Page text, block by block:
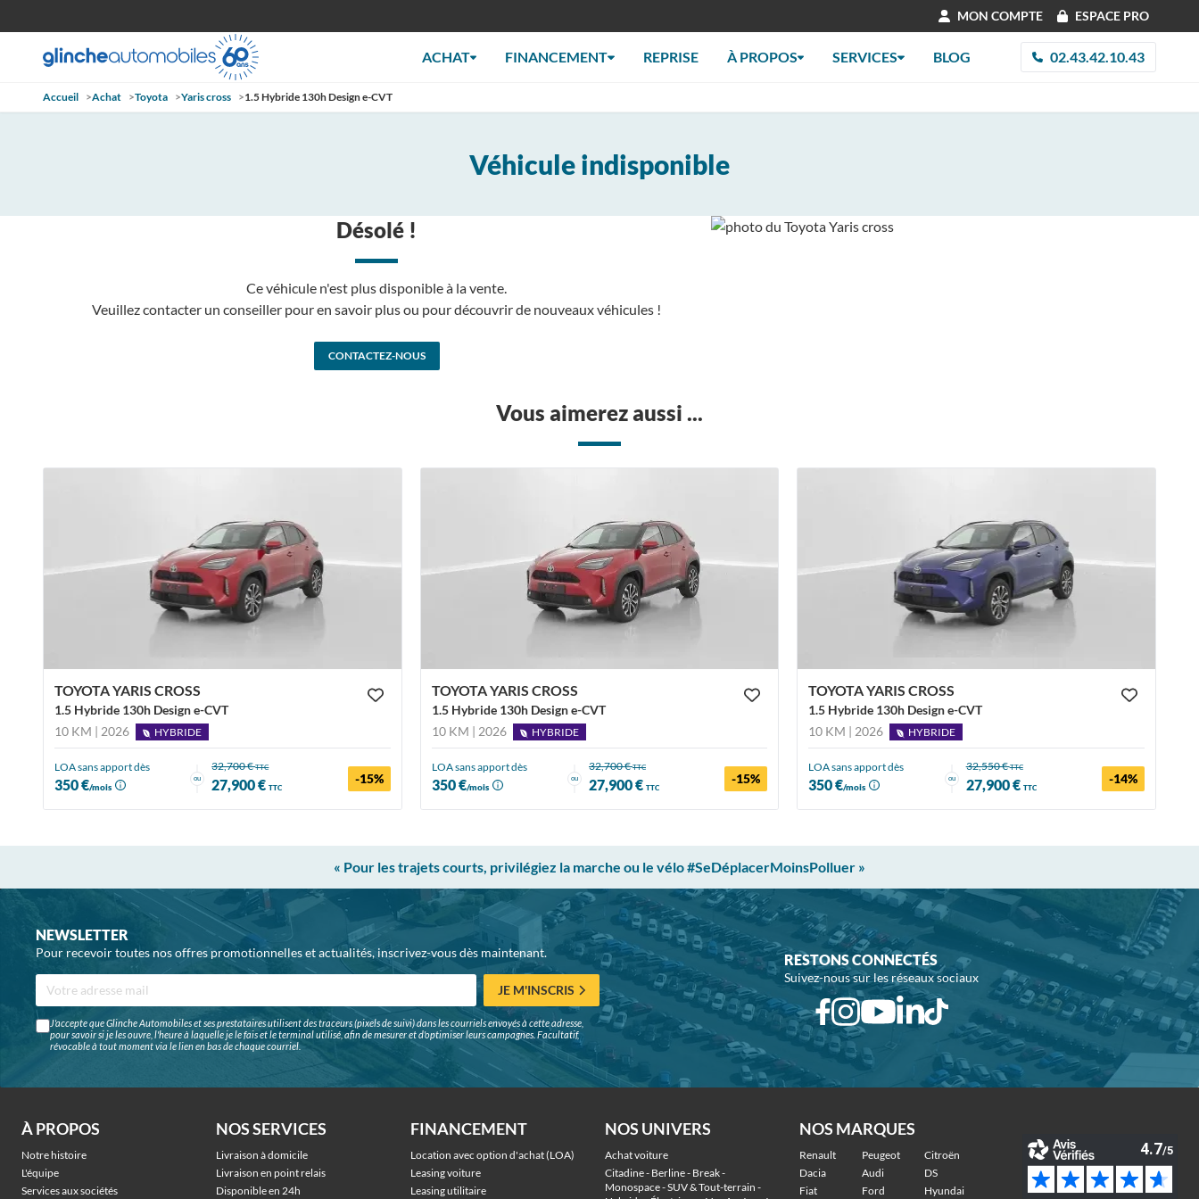
MON COMPTE ESPACE PRO
ACHAT FINANCEMENT REPRISE À PROPOS SERVICES BLOG 02.43.42.10.43
Accueil >Achat >Toyota >Yaris cross >1.5 Hybride 130h Design e-CVT
Véhicule indisponible
Désolé !
Ce véhicule n'est plus disponible à la vente.
Veuillez contacter un conseiller pour en savoir plus ou pour découvrir de nouveaux véhicules !
CONTACTEZ-NOUS
Vous aimerez aussi ...
TOYOTA YARIS CROSS
1.5 Hybride 130h Design e-CVT
10 KM | 2026
HYBRIDE
LOA sans apport dès
350 €/mois
ou
32,700 €TTC
27,900 €TTC
-15%
TOYOTA YARIS CROSS
1.5 Hybride 130h Design e-CVT
10 KM | 2026
HYBRIDE
LOA sans apport dès
350 €/mois
ou
32,700 €TTC
27,900 € TTC
-15%
TOYOTA YARIS CROSS
1.5 Hybride 130h Design e-CVT
10 KM | 2026
HYBRIDE
LOA sans apport dès
350 €/mois
ou
32,550 €TTC
27,900 € TTC
-14%
« Pour les trajets courts, privilégiez la marche ou le vélo #SeDéplacerMoinsPolluer »
NEWSLETTER
Pour recevoir toutes nos offres promotionnelles et actualités, inscrivez-vous dès maintenant.
JE M'INSCRIS
J'accepte que Glinche Automobiles et ses prestataires utilisent des traceurs (pixels de suivi) dans les courriels envoyés à cette adresse,
pour savoir si je les ouvre, l'heure à laquelle je le fais et le terminal utilisé, afin de mesurer et d'optimiser leurs campagnes. Facultatif,
révocable à tout moment via le lien en bas de chaque courriel.
RESTONS CONNECTÉS
Suivez-nous sur les réseaux sociaux
À PROPOS
Notre histoire
L'équipe
Services aux sociétés
NOS SERVICES
Livraison à domicile
Livraison en point relais
Disponible en 24h
FINANCEMENT
Location avec option d'achat (LOA)
Leasing voiture
Leasing utilitaire
NOS UNIVERS
Achat voiture
Citadine - Berline - Break -
Monospace - SUV & Tout-terrain -
NOS MARQUES
Renault Peugeot
Citroën
Dacia
Audi
DS
Fiat
Ford Hyundai